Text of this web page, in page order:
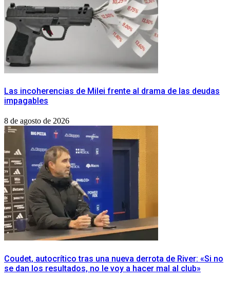
Las incoherencias de Milei frente al drama de las deudas
impagables
8 de agosto de 2026
Coudet, autocrítico tras una nueva derrota de River: «Si no
se dan los resultados, no le voy a hacer mal al club»